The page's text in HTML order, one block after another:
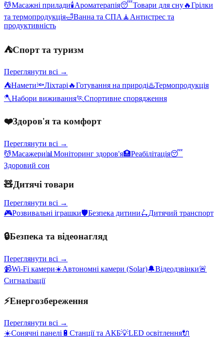
💆Масажні прилади🕯️Ароматерапія😴Товари для сну🔥Грілки
та термопродукція🛁Ванна та СПА 🧘 Антистрес та
продуктивність
⛺Спорт та туризм
Переглянути всі →
⛺Намети🔦Ліхтарі 🔥Готування на природі♨️Термопродукція
🪓Набори виживання🏃Спортивне спорядження
❤️Здоров'я та комфорт
Переглянути всі →
💆Масажери📊 Моніторинг здоров'я🏥Реабілітація😴
Здоровий сон
🧸Дитячі товари
Переглянути всі →
🎮Розвивальні іграшки🛡️Безпека дитини🛴Дитячий транспорт
🔒Безпека та відеонагляд
Переглянути всі →
📹Wi-Fi камери☀️Автономні камери (Solar)🔔Відеодзвінки🚨
Сигналізації
⚡Енергозбереження
Переглянути всі →
☀️Сонячні панелі 🔋 Станції та АКБ💡LED освітлення🔌